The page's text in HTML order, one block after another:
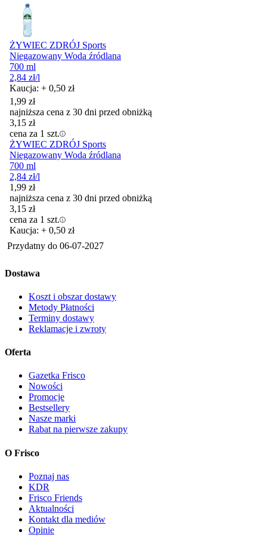
ŻYWIEC ZDRÓJ Sports
Niegazowany Woda źródlana
700 ml
2,84 zł/l
Kaucja: + 0,50 zł
1,99 zł
najniższa cena z 30 dni przed obniżką
3,15 zł
cena za 1 szt.
ŻYWIEC ZDRÓJ Sports
Niegazowany Woda źródlana
700 ml
2,84 zł/l
1,99 zł
najniższa cena z 30 dni przed obniżką
3,15 zł
cena za 1 szt.
Kaucja: + 0,50 zł
Przydatny do 06-07-2027
Dostawa
Koszt i obszar dostawy
Metody Płatności
Terminy dostawy
Reklamacje i zwroty
Oferta
Gazetka Frisco
Nowości
Promocje
Bestsellery
Nasze marki
Rabat na pierwsze zakupy
O Frisco
Poznaj nas
KDR
Frisco Friends
Aktualności
Kontakt dla mediów
Opinie